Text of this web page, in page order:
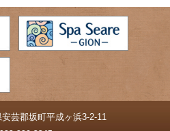
芸郡坂町平成ヶ浜3-2-11